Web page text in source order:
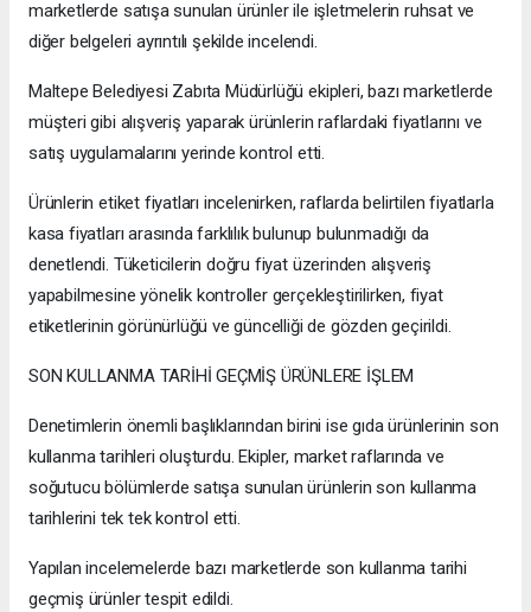
marketlerde satışa sunulan ürünler ile işletmelerin ruhsat ve
diğer belgeleri ayrıntılı şekilde incelendi.
Maltepe Belediyesi Zabıta Müdürlüğü ekipleri, bazı marketlerde
müşteri gibi alışveriş yaparak ürünlerin raflardaki fiyatlarını ve
satış uygulamalarını yerinde kontrol etti.
Ürünlerin etiket fiyatları incelenirken, raflarda belirtilen fiyatlarla
kasa fiyatları arasında farklılık bulunup bulunmadığı da
denetlendi. Tüketicilerin doğru fiyat üzerinden alışveriş
yapabilmesine yönelik kontroller gerçekleştirilirken, fiyat
etiketlerinin görünürlüğü ve güncelliği de gözden geçirildi.
SON KULLANMA TARİHİ GEÇMİŞ ÜRÜNLERE İŞLEM
Denetimlerin önemli başlıklarından birini ise gıda ürünlerinin son
kullanma tarihleri oluşturdu. Ekipler, market raflarında ve
soğutucu bölümlerde satışa sunulan ürünlerin son kullanma
tarihlerini tek tek kontrol etti.
Yapılan incelemelerde bazı marketlerde son kullanma tarihi
geçmiş ürünler tespit edildi.